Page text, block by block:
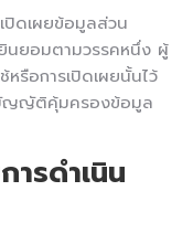
ดเผยข้อมูลส่วน
นยอมตามวรรคหนึ่ง ผู้
รือการเปิดเผยนั้นไว้
บัญญัติคุ้มครองข้อมูล
ารดำเนิน